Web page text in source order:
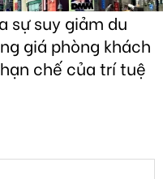
sự suy giảm du
giá phòng khách
chế của trí tuệ